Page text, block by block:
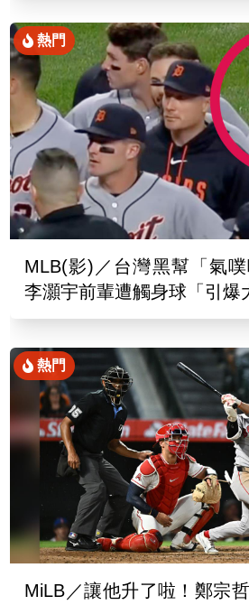
熱門
MLB(影)／台灣黑幫「氣噗
李灝宇前輩遭觸身球「引爆
熱門
MiLB／讓他升了啦！鄭宗